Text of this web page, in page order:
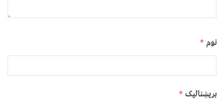
نوم *
بریښنالیک *